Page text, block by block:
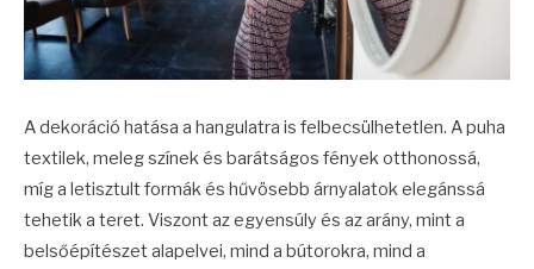
A dekoráció hatása a hangulatra is felbecsülhetetlen. A puha
textilek, meleg színek és barátságos fények otthonossá,
míg a letisztult formák és hűvösebb árnyalatok elegánssá
tehetik a teret. Viszont az egyensúly és az arány, mint a
belsőépítészet alapelvei, mind a bútorokra, mind a